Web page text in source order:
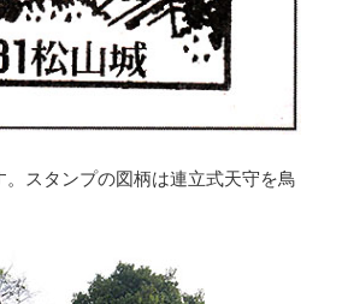
。スタンプの図柄は連立式天守を鳥